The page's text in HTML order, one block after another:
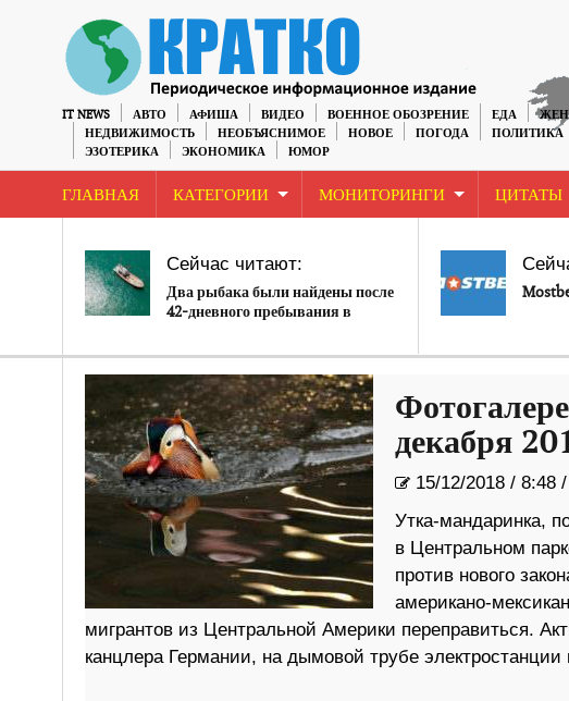
IT NEWS АВТО АФИША ВИДЕО ВОЕННОЕ ОБОЗРЕНИЕ ЕДА
НЕДВИЖИМОСТЬ
НЕОБЪЯСНИМОЕ НОВОЕ ПОГОДА ПОЛИТИКА
ЭЗОТЕРИКА
ЭКОНОМИКА ЮМОР
ГЛАВНАЯ КАТЕГОРИИ МОНИТОРИНГИ ЦИТАТЫ
Сейчас читают:
Два рыбака были найдены после
42-дневного пребывания в
съели третьего человека
декабря
15/12/2018/ 8:48 /
Утка-мандаринка,
в Центральном
против нового
американо-
мигрантов из Центральной Америки переправиться.
канцлера Германии, на дымовой трубе